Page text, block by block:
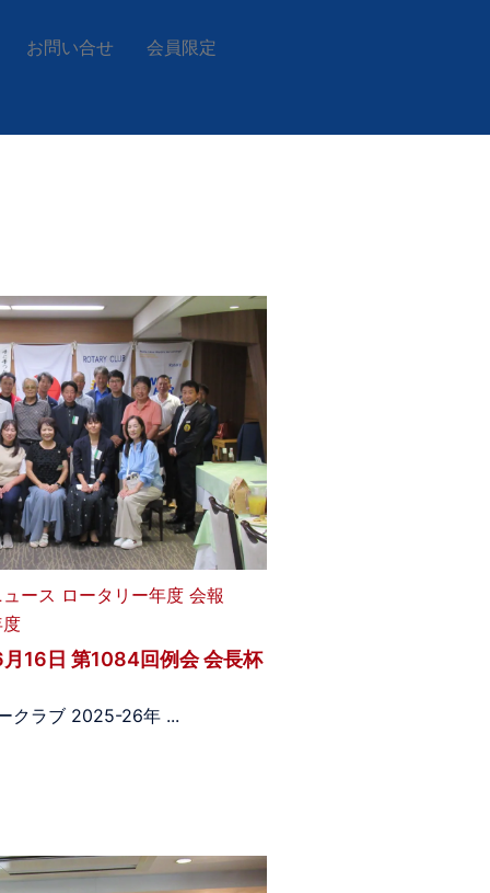
お問い合せ 会員限定
ース ロータリー年度 会報
16日 第1084回例会 会長杯
クラブ 2025-26年 ...